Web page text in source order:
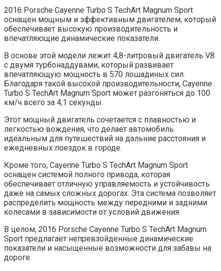
2016 Porsche Cayenne Turbo S TechArt Magnum Sport
оснащен мощным и эффективным двигателем, который
обеспечивает высокую производительность и
впечатляющие динамические показатели.
В основе этой модели лежит 4,8-литровый двигатель V8
с двумя турбонаддувами, который развивает
впечатляющую мощность в 570 лошадиных сил.
Благодаря такой высокой производительности, Cayenne
Turbo S TechArt Magnum Sport может разгоняться до 100
км/ч всего за 4,1 секунды.
Этот мощный двигатель сочетается с плавностью и
легкостью вождения, что делает автомобиль
идеальным для путешествий на дальние расстояния и
ежедневных поездок в городе.
Кроме того, Cayenne Turbo S TechArt Magnum Sport
оснащен системой полного привода, которая
обеспечивает отличную управляемость и устойчивость
даже на самых сложных дорогах. Эта система позволяет
распределить мощность между передними и задними
колесами в зависимости от условий движения.
В целом, 2016 Porsche Cayenne Turbo S TechArt Magnum
Sport предлагает непревзойденные динамические
показатели и насыщенные возможности для забавы на
дороге.